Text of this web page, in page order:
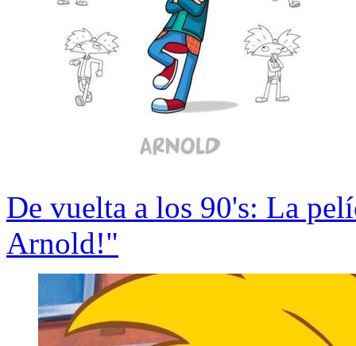
De vuelta a los 90's: La
Arnold!"